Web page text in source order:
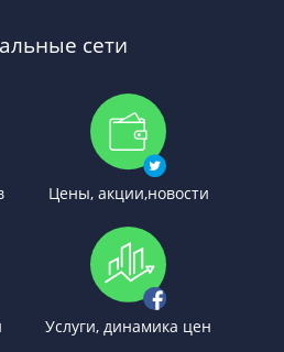
сети
Цены, акции,новости
Услуги, динамика цен